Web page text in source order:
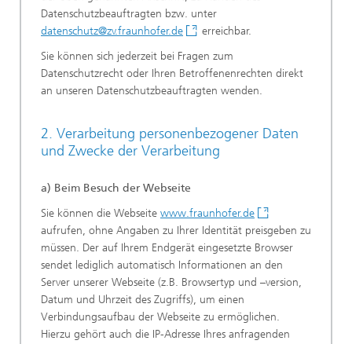
Datenschutzbeauftragten bzw. unter
datenschutz@zv.fraunhofer.de
erreichbar.
Sie können sich jederzeit bei Fragen zum
Datenschutzrecht oder Ihren Betroffenenrechten direkt
an unseren Datenschutzbeauftragten wenden.
2. Verarbeitung personenbezogener Daten
und Zwecke der Verarbeitung
a) Beim Besuch der Webseite
Sie können die Webseite www.fraunhofer.de
aufrufen, ohne Angaben zu Ihrer Identität preisgeben zu
müssen. Der auf Ihrem Endgerät eingesetzte Browser
sendet lediglich automatisch Informationen an den
Server unserer Webseite (z.B. Browsertyp und –version,
Datum und Uhrzeit des Zugriffs), um einen
Verbindungsaufbau der Webseite zu ermöglichen.
Hierzu gehört auch die IP-Adresse Ihres anfragenden